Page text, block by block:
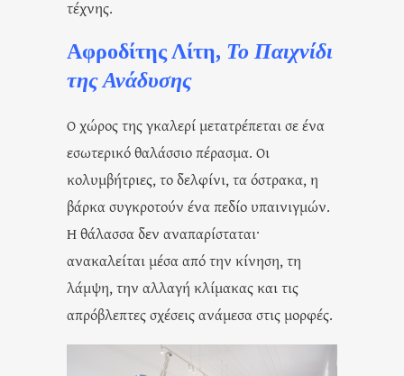
τέχνης.
Αφροδίτης Λίτη, Το Παιχνίδι
της Ανάδυσης
Ο χώρος της γκαλερί μετατρέπεται σε ένα
εσωτερικό θαλάσσιο πέρασμα. Οι
κολυμβήτριες, το δελφίνι, τα όστρακα, η
βάρκα συγκροτούν ένα πεδίο υπαινιγμών.
Η θάλασσα δεν αναπαρίσταται·
ανακαλείται μέσα από την κίνηση, τη
λάμψη, την αλλαγή κλίμακας και τις
απρόβλεπτες σχέσεις ανάμεσα στις μορφές.